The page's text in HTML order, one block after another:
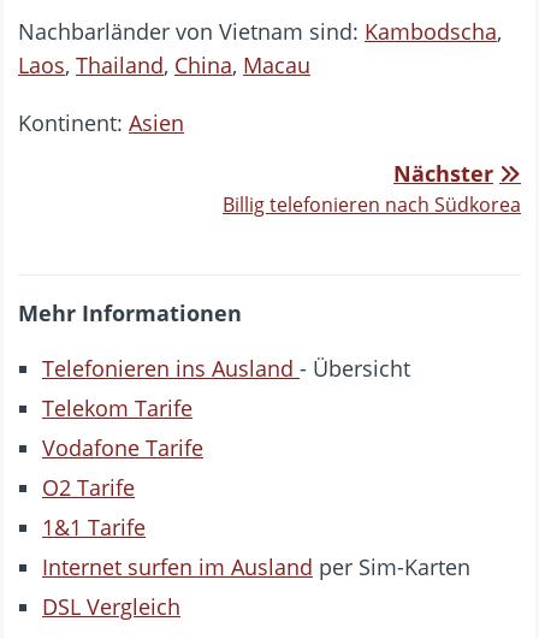
Nachbarländer von Vietnam sind: Kambodscha,
Laos, Thailand, China, Macau
Kontinent: Asien
Nächster
Billig telefonieren nach Südkorea
Mehr Informationen
Telefonieren ins Ausland - Übersicht
Telekom Tarife
Vodafone Tarife
O2 Tarife
1&1 Tarife
Internet surfen im Ausland per Sim-Karten
DSL Vergleich